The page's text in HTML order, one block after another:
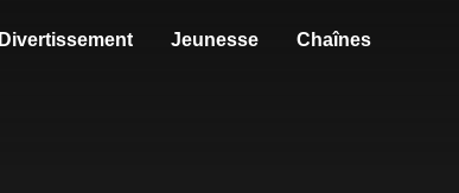
Divertissement Jeunesse Chaînes